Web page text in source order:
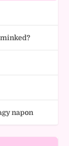
napon